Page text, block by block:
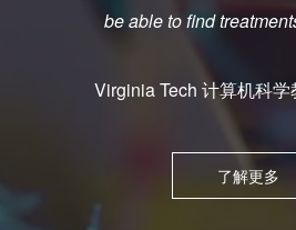
be able to find
Virginia Tech 计算机科
了解更多